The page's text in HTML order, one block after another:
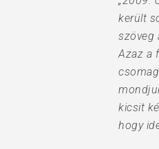
került
szöveg
Azaz a
kicsit
hogy